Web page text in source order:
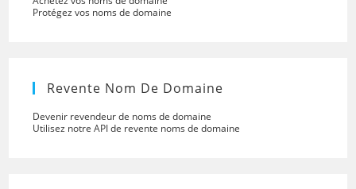
Protégez vos noms de domaine
Revente Nom De Domaine
Devenir revendeur de noms de domaine
Utilisez notre API de revente noms de domaine